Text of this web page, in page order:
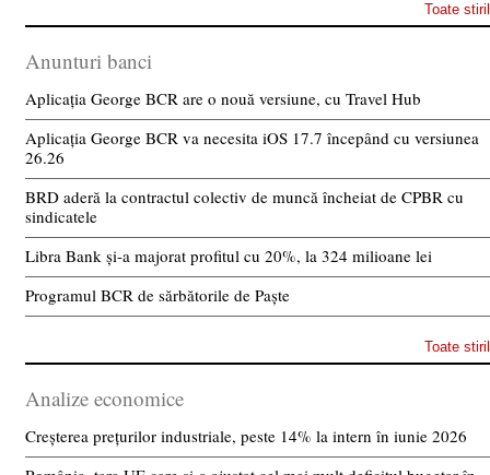
Toate
Anunturi banci
Aplicația George BCR are o nouă versiune, cu Travel Hub
Aplicația George BCR va necesita iOS 17.7 începând cu versiunea
26.26
BRD aderă la contractul colectiv de muncă încheiat de CPBR cu
sindicatele
Libra Bank și-a majorat profitul cu 20%, la 324 milioane lei
Programul BCR de sărbătorile de Paște
Toate
Analize economice
Creșterea prețurilor industriale, peste 14% la intern în iunie 2026